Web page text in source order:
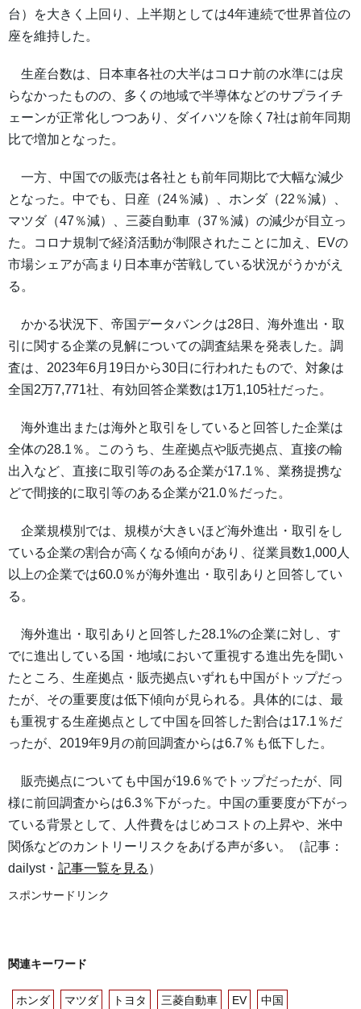
台）を大きく上回り、上半期としては4年連続で世界首位の
座を維持した。
生産台数は、日本車各社の大半はコロナ前の水準には戻
らなかったものの、多くの地域で半導体などのサプライチ
ェーンが正常化しつつあり、ダイハツを除く7社は前年同期
比で増加となった。
一方、中国での販売は各社とも前年同期比で大幅な減少
となった。中でも、日産（24％減）、ホンダ（22％減）、
マツダ（47％減）、三菱自動車（37％減）の減少が目立っ
た。コロナ規制で経済活動が制限されたことに加え、EVの
市場シェアが高まり日本車が苦戦している状況がうかがえ
る。
かかる状況下、帝国データバンクは28日、海外進出・取
引に関する企業の見解についての調査結果を発表した。調
査は、2023年6月19日から30日に行われたもので、対象は
全国2万7,771社、有効回答企業数は1万1,105社だった。
海外進出または海外と取引をしていると回答した企業は
全体の28.1％。このうち、生産拠点や販売拠点、直接の輸
出入など、直接に取引等のある企業が17.1％、業務提携な
どで間接的に取引等のある企業が21.0％だった。
企業規模別では、規模が大きいほど海外進出・取引をし
ている企業の割合が高くなる傾向があり、従業員数1,000人
以上の企業では60.0％が海外進出・取引ありと回答してい
る。
海外進出・取引ありと回答した28.1%の企業に対し、す
でに進出している国・地域において重視する進出先を聞い
たところ、生産拠点・販売拠点いずれも中国がトップだっ
たが、その重要度は低下傾向が見られる。具体的には、最
も重視する生産拠点として中国を回答した割合は17.1％だ
ったが、2019年9月の前回調査からは6.7％も低下した。
販売拠点についても中国が19.6％でトップだったが、同
様に前回調査からは6.3％下がった。中国の重要度が下がっ
ている背景として、人件費をはじめコストの上昇や、米中
関係などのカントリーリスクをあげる声が多い。（記事：
dailyst・ 記事一覧を見る ）
スポンサードリンク
関連キーワード
ホンダ マツダ トヨタ 三菱自動車 EV 中国